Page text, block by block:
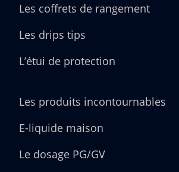
Les coffrets de rangement
Les drips tips
L’étui de protection
Les produits incontournables
E-liquide maison
Le dosage PG/GV